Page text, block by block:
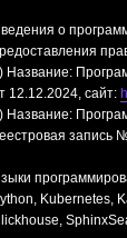
о
Название:
12.12.2024, сайт:
Название:
запись
Kubernetes,